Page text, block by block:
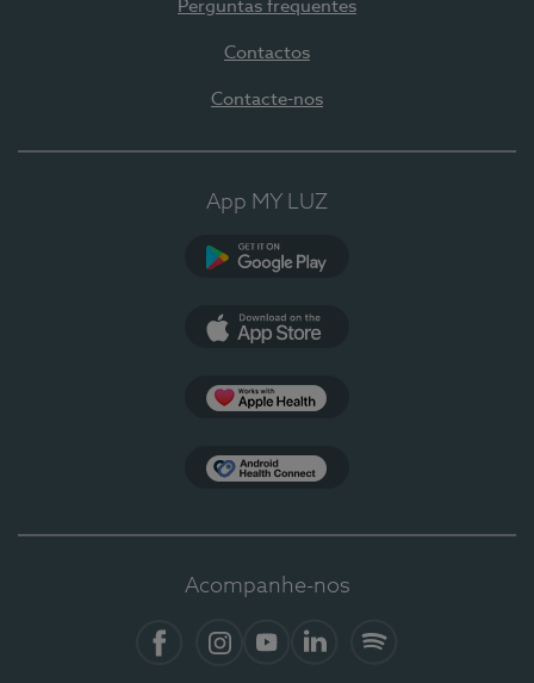
Perguntas frequentes
Contactos
Contacte-nos
App MY LUZ
Acompanhe-nos